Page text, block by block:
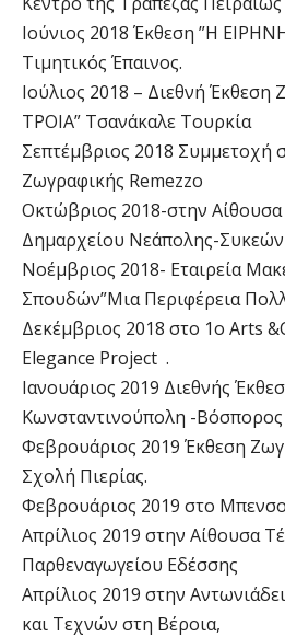
Ιούνιος 2018 Έκθεση ”Η
Τιμητικός Έπαινος.
Ιούλιος 2018 – Διεθνή Έκθεση
ΤΡΟΙΑ” Τσανάκαλε Τουρκία
Σεπτέμβριος 2018 Συμμετοχή
Ζωγραφικής Remezzo
Οκτώβριος 2018-στην
Δημαρχείου Νεάπολης-
Νοέμβριος 2018- Εταιρεία
Σπουδών”Μια Περιφέρεια
Δεκέμβριος 2018 στο 1o Arts
Elegance Project .
Ιανουάριος 2019 Διεθνής
Κωνσταντινούπολη -
Φεβρουάριος 2019 Έκθεση
Σχολή Πιερίας.
Φεβρουάριος 2019 στο
Απρίλιος 2019 στην Αίθουσα
Παρθεναγωγείου Εδέσσης
Απρίλιος 2019 στην
και Τεχνών στη Βέροια,